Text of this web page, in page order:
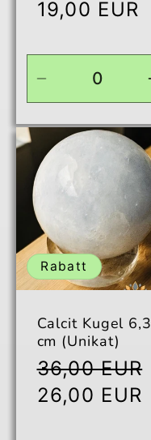
Verkaufspreis
19,00 EUR
Verringere
die
Menge
für
Default
Title
Rabatt
Calcit Kugel 6,3
cm (Unikat)
Normaler
Preis
36,00 EUR
Verkaufspreis
26,00 EUR